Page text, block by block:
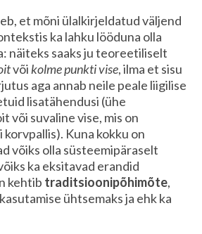
et mõni ülalkirjeldatud väljend
ka lahku lööduna olla
näiteks saaks ju teoreetiliselt
või kolme punkti vise, ilma et sisu
aga annab neile peale liigilise
lisatähendusi (ühe
või suvaline vise, mis on
korvpallis). Kuna kokku on
võiks olla süsteemipäraselt
ka eksitavad erandid
kehtib traditsioonipõhimõte,
ühtsemaks ja ehk ka